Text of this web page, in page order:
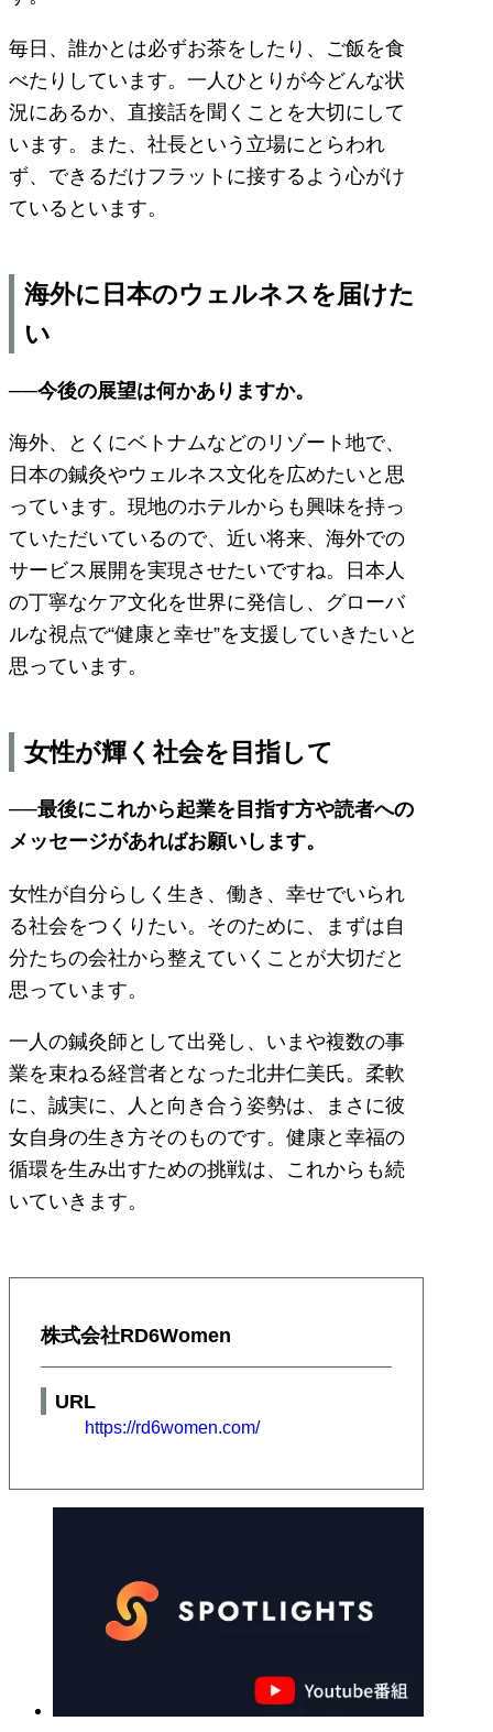
毎日、誰かとは必ずお茶をしたり、ご飯を食
べたりしています。一人ひとりが今どんな状
況にあるか、直接話を聞くことを大切にして
います。また、社長という立場にとらわれ
ず、できるだけフラットに接するよう心がけ
ているといます。
海外に日本のウェルネスを届けた
い
──今後の展望は何かありますか。
海外、とくにベトナムなどのリゾート地で、
日本の鍼灸やウェルネス文化を広めたいと思
っています。現地のホテルからも興味を持っ
ていただいているので、近い将来、海外での
サービス展開を実現させたいですね。日本人
の丁寧なケア文化を世界に発信し、グローバ
ルな視点で“健康と幸せ”を支援していきたいと
思っています。
女性が輝く社会を目指して
──最後にこれから起業を目指す方や読者への
メッセージがあればお願いします。
女性が自分らしく生き、働き、幸せでいられ
る社会をつくりたい。そのために、まずは自
分たちの会社から整えていくことが大切だと
思っています。
一人の鍼灸師として出発し、いまや複数の事
業を束ねる経営者となった北井仁美氏。柔軟
に、誠実に、人と向き合う姿勢は、まさに彼
女自身の生き方そのものです。健康と幸福の
循環を生み出すための挑戦は、これからも続
いていきます。
株式会社RD6Women
URL
https://rd6women.com/